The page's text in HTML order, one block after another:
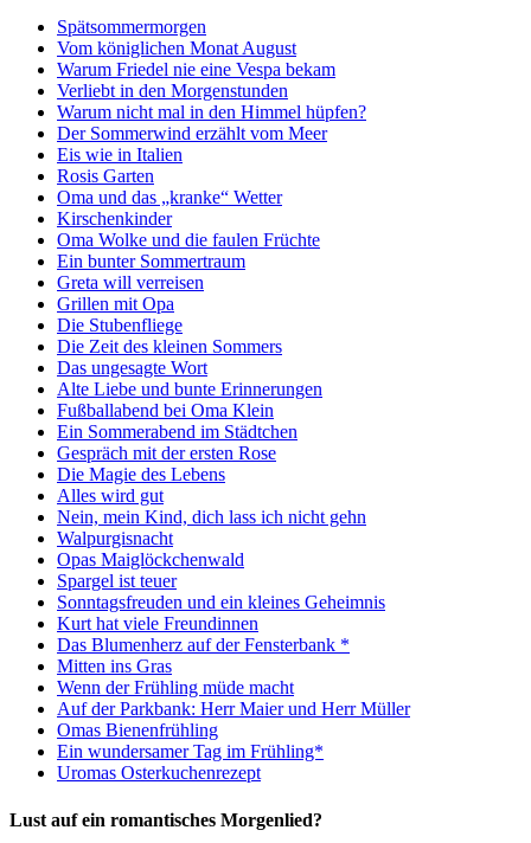
Spätsommermorgen
Vom königlichen Monat August
Warum Friedel nie eine Vespa bekam
Verliebt in den Morgenstunden
Warum nicht mal in den Himmel hüpfen?
Der Sommerwind erzählt vom Meer
Eis wie in Italien
Rosis Garten
Oma und das „kranke“ Wetter
Kirschenkinder
Oma Wolke und die faulen Früchte
Ein bunter Sommertraum
Greta will verreisen
Grillen mit Opa
Die Stubenfliege
Die Zeit des kleinen Sommers
Das ungesagte Wort
Alte Liebe und bunte Erinnerungen
Fußballabend bei Oma Klein
Ein Sommerabend im Städtchen
Gespräch mit der ersten Rose
Die Magie des Lebens
Alles wird gut
Nein, mein Kind, dich lass ich nicht gehn
Walpurgisnacht
Opas Maiglöckchenwald
Spargel ist teuer
Sonntagsfreuden und ein kleines Geheimnis
Kurt hat viele Freundinnen
Das Blumenherz auf der Fensterbank *
Mitten ins Gras
Wenn der Frühling müde macht
Auf der Parkbank: Herr Maier und Herr Müller
Omas Bienenfrühling
Ein wundersamer Tag im Frühling*
Uromas Osterkuchenrezept
Lust auf ein romantisches Morgenlied?